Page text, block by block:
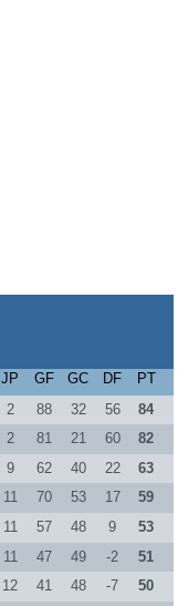
JP GF GC DF
PT
2 88 32 56
84
2 81 21 60
82
9 62 40 22
63
11 70 53 17
59
11 57 48 9
53
11 47 49 -2
51
12 41 48 -7
50